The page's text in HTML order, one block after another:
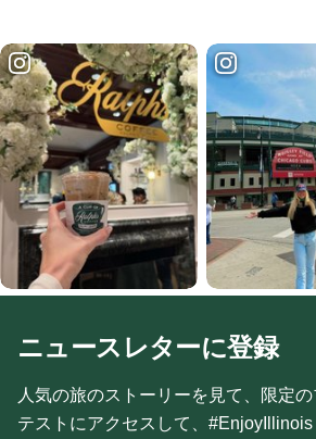
ニュースレターに登録
人気の旅のストーリーを見て、限定
テストにアクセスして、